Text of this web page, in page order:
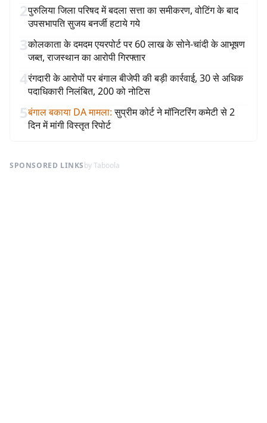
2पुरुलिया जिला परिषद में बदला सत्ता का समीकरण, वोटिंग के बाद
उपसभापति सुजय बनर्जी हटाये गये
3कोलकाता के दमदम एयरपोर्ट पर 60 लाख के सोने-चांदी के आभूषण
जब्त, राजस्थान का आरोपी गिरफ्तार
4रंगदारी के आरोपों पर बंगाल बीजेपी की बड़ी कार्रवाई, 30 से अधिक
पदाधिकारी निलंबित, 200 को नोटिस
5बंगाल बकाया DA मामला: सुप्रीम कोर्ट ने मॉनिटरिंग कमेटी से 2
दिन में मांगी विस्तृत रिपोर्ट
SPONSORED LINKSby Taboola